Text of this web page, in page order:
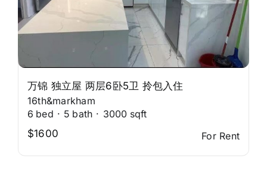
万锦 独立屋 两层6卧5卫 拎包入住
16th&markham
6 bed · 5 bath · 3000 sqft
$1600
For Rent